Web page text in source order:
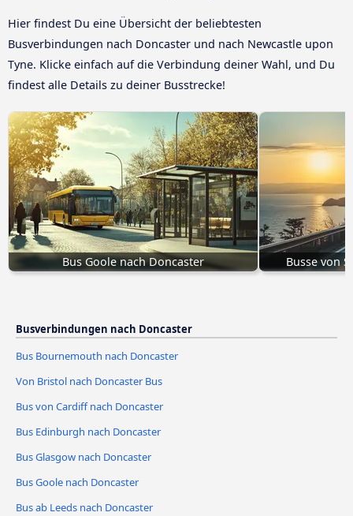
Hier findest Du eine Übersicht der beliebtesten
Busverbindungen nach Doncaster und nach Newcastle upon
Tyne. Klicke einfach auf die Verbindung deiner Wahl, und Du
findest alle Details zu deiner Busstrecke!
Bus Goole nach Doncaster Busse von
Busverbindungen nach Doncaster
Bus Bournemouth nach Doncaster
Von Bristol nach Doncaster Bus
Bus von Cardiff nach Doncaster
Bus Edinburgh nach Doncaster
Bus Glasgow nach Doncaster
Bus Goole nach Doncaster
Bus ab Leeds nach Doncaster